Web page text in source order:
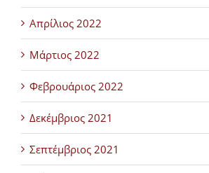
Απρίλιος 2022
Μάρτιος 2022
Φεβρουάριος 2022
Δεκέμβριος 2021
Σεπτέμβριος 2021